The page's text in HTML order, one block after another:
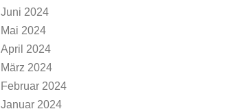
Juni 2024
Mai 2024
April 2024
März 2024
Februar 2024
Januar 2024